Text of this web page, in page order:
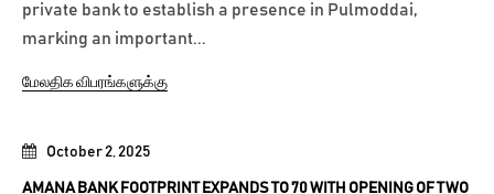
October 2, 2025
AMANA BANK FOOTPRINT EXPANDS TO 70 WITH OPENING OF TWO
private bank to establish a presence in Pulmoddai,
marking an important...
மேலதிக விபரங்களுக்கு